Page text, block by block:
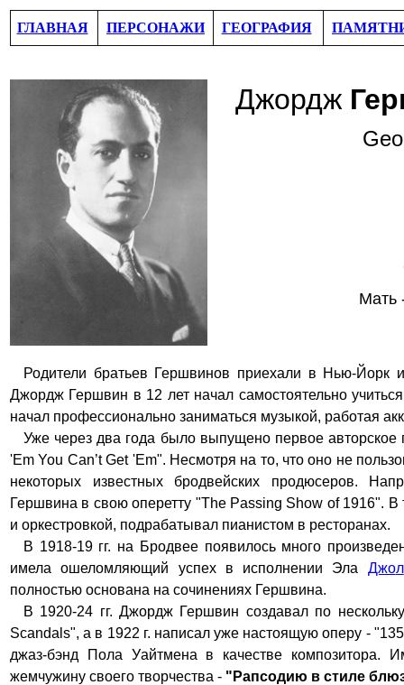
ГЛАВНАЯ ПЕРСОНАЖИ ГЕОГРАФИЯ
Джордж
Мать
Родители братьев Гершвинов приехали в Нью-Йорк
Джордж Гершвин в 12 лет начал самостоятельно
начал профессионально заниматься музыкой, работая
Уже через два года было выпущено первое
'Em You Can’t Get 'Em". Несмотря на то, что оно не
некоторых известных бродвейских продюсеров.
Гершвина в свою оперетту "The Passing Show of 1916".
и оркестровкой, подрабатывал пианистом в ресторанах.
В 1918-19 гг. на Бродвее появилось много
имела ошеломляющий успех в исполнении Эла Джол
полностью основана на сочинениях Гершвина.
В 1920-24 гг. Джордж Гершвин создавал по
Scandals", а в 1922 г. написал уже настоящую оперу -
джаз-бэнд Пола Уайтмена в качестве композитора.
жемчужину своего творчества - " Рапсодию в стиле